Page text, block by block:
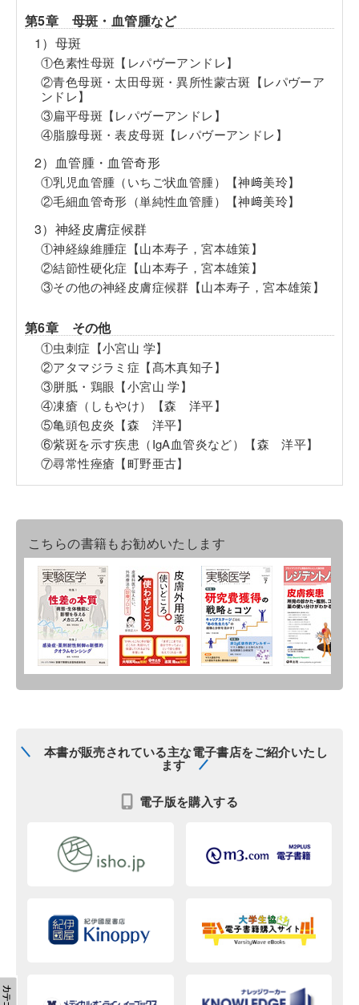
第5章 母斑・血管腫など
1）母斑
①色素性母斑【レパヴーアンドレ】
②青色母斑・太田母斑・異所性蒙古斑【レパヴーア
ンドレ】
③扁平母斑【レパヴーアンドレ】
④脂腺母斑・表皮母斑【レパヴーアンドレ】
2）血管腫・血管奇形
①乳児血管腫（いちご状血管腫）【神﨑美玲】
②毛細血管奇形（単純性血管腫）【神﨑美玲】
3）神経皮膚症候群
①神経線維腫症【山本寿子，宮本雄策】
②結節性硬化症【山本寿子，宮本雄策】
③その他の神経皮膚症候群【山本寿子，宮本雄策】
第6章 その他
①虫刺症【小宮山 学】
②アタマジラミ症【髙木真知子】
③胼胝・鶏眼【小宮山 学】
④凍瘡（しもやけ）【森 洋平】
⑤亀頭包皮炎【森 洋平】
⑥紫斑を示す疾患（IgA血管炎など）【森 洋平】
⑦尋常性痤瘡【町野亜古】
こちらの書籍もお勧めいたします
本書が販売されている主な電子書店をご紹介いたし
ます
電子版を購入する